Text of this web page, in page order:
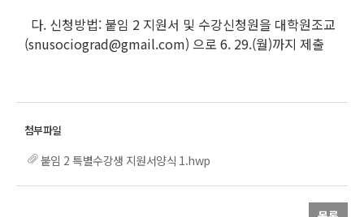
다. 신청방법: 붙임 2 지원서 및 수강신청원을 대학원조교
(snusociograd@gmail.com) 으로 6. 29.(월)까지 제출
붙임 2 특별수강생 지원서양식 1.hwp